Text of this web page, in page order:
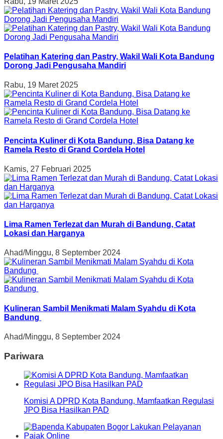
Pelatihan Katering dan Pastry, Wakil Wali Kota Bandung
Dorong Jadi Pengusaha Mandiri
Rabu, 19 Maret 2025
Pencinta Kuliner di Kota Bandung, Bisa Datang ke
Ramela Resto di Grand Cordela Hotel
Kamis, 27 Februari 2025
Lima Ramen Terlezat dan Murah di Bandung, Catat
Lokasi dan Harganya
Ahad/Minggu, 8 September 2024
Kulineran Sambil Menikmati Malam Syahdu di Kota
Bandung
Ahad/Minggu, 8 September 2024
Pariwara
Komisi A DPRD Kota Bandung, Mamfaatkan Regulasi
JPO Bisa Hasilkan PAD